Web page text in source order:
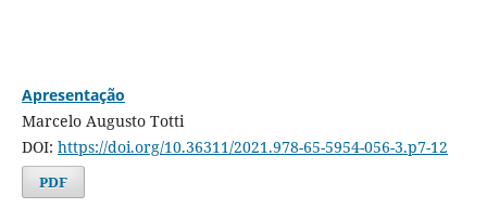
Apresentação
Marcelo Augusto Totti
DOI: https://doi.org/10.36311/2021.978-65-5954-056-3.p7-12
PDF